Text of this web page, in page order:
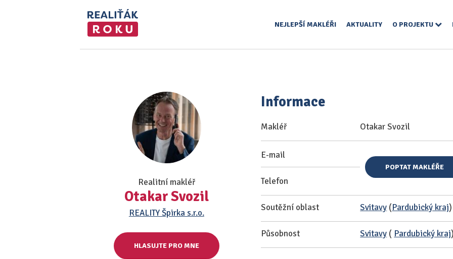
NEJLEPŠÍ MAKLÉŘI AKTUALITY O PROJEKTU
Realitní makléř
Otakar Svozil
REALITY Špirka s.r.o.
HLASUJTE PRO MNE
Informace
Makléř Otakar Svozil
E-mail
Telefon
POPTAT MAKLÉŘE
Soutěžní oblast Svitavy (Pardubický kraj)
Působnost Svitavy ( Pardubický kraj